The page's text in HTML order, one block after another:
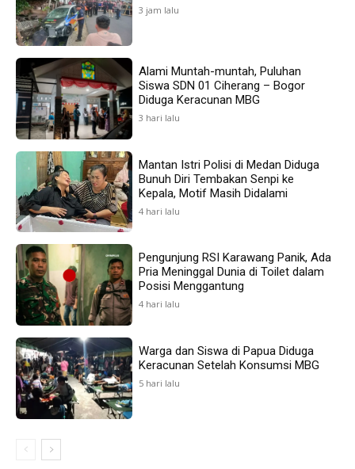
3 jam lalu
Alami Muntah-muntah, Puluhan
Siswa SDN 01 Ciherang – Bogor
Diduga Keracunan MBG
3 hari lalu
Mantan Istri Polisi di Medan Diduga
Bunuh Diri Tembakan Senpi ke
Kepala, Motif Masih Didalami
4 hari lalu
Pengunjung RSI Karawang Panik, Ada
Pria Meninggal Dunia di Toilet dalam
Posisi Menggantung
4 hari lalu
Warga dan Siswa di Papua Diduga
Keracunan Setelah Konsumsi MBG
5 hari lalu